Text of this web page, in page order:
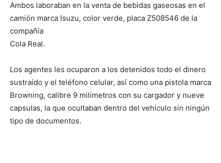
Ambos laboraban en la venta de bebidas gaseosas en el
camión marca Isuzu, color verde, placa Z508546 de la
compañía
Cola Real.
Los agentes les ocuparon a los detenidos todo el dinero
sustraído y el teléfono celular, así como una pistola marca
Browning, calibre 9 milímetros con su cargador y nueve
capsulas, la que ocultaban dentro del vehículo sin ningún
tipo de documentos.